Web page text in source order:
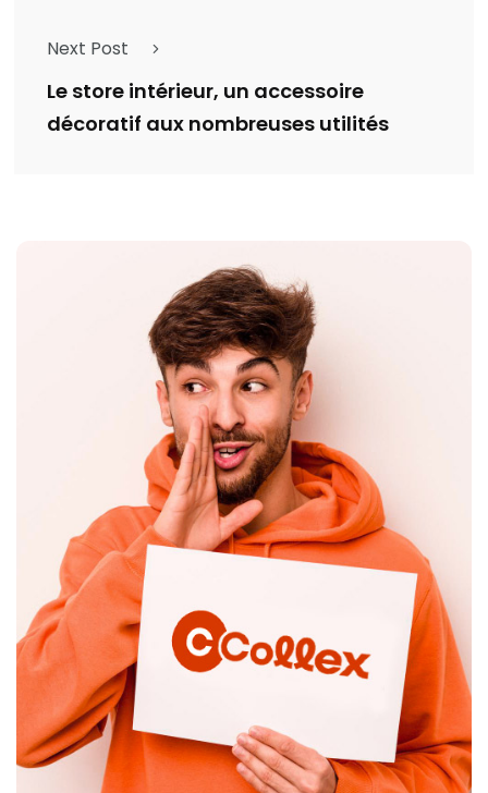
Next Post
Le store intérieur, un accessoire
décoratif aux nombreuses utilités